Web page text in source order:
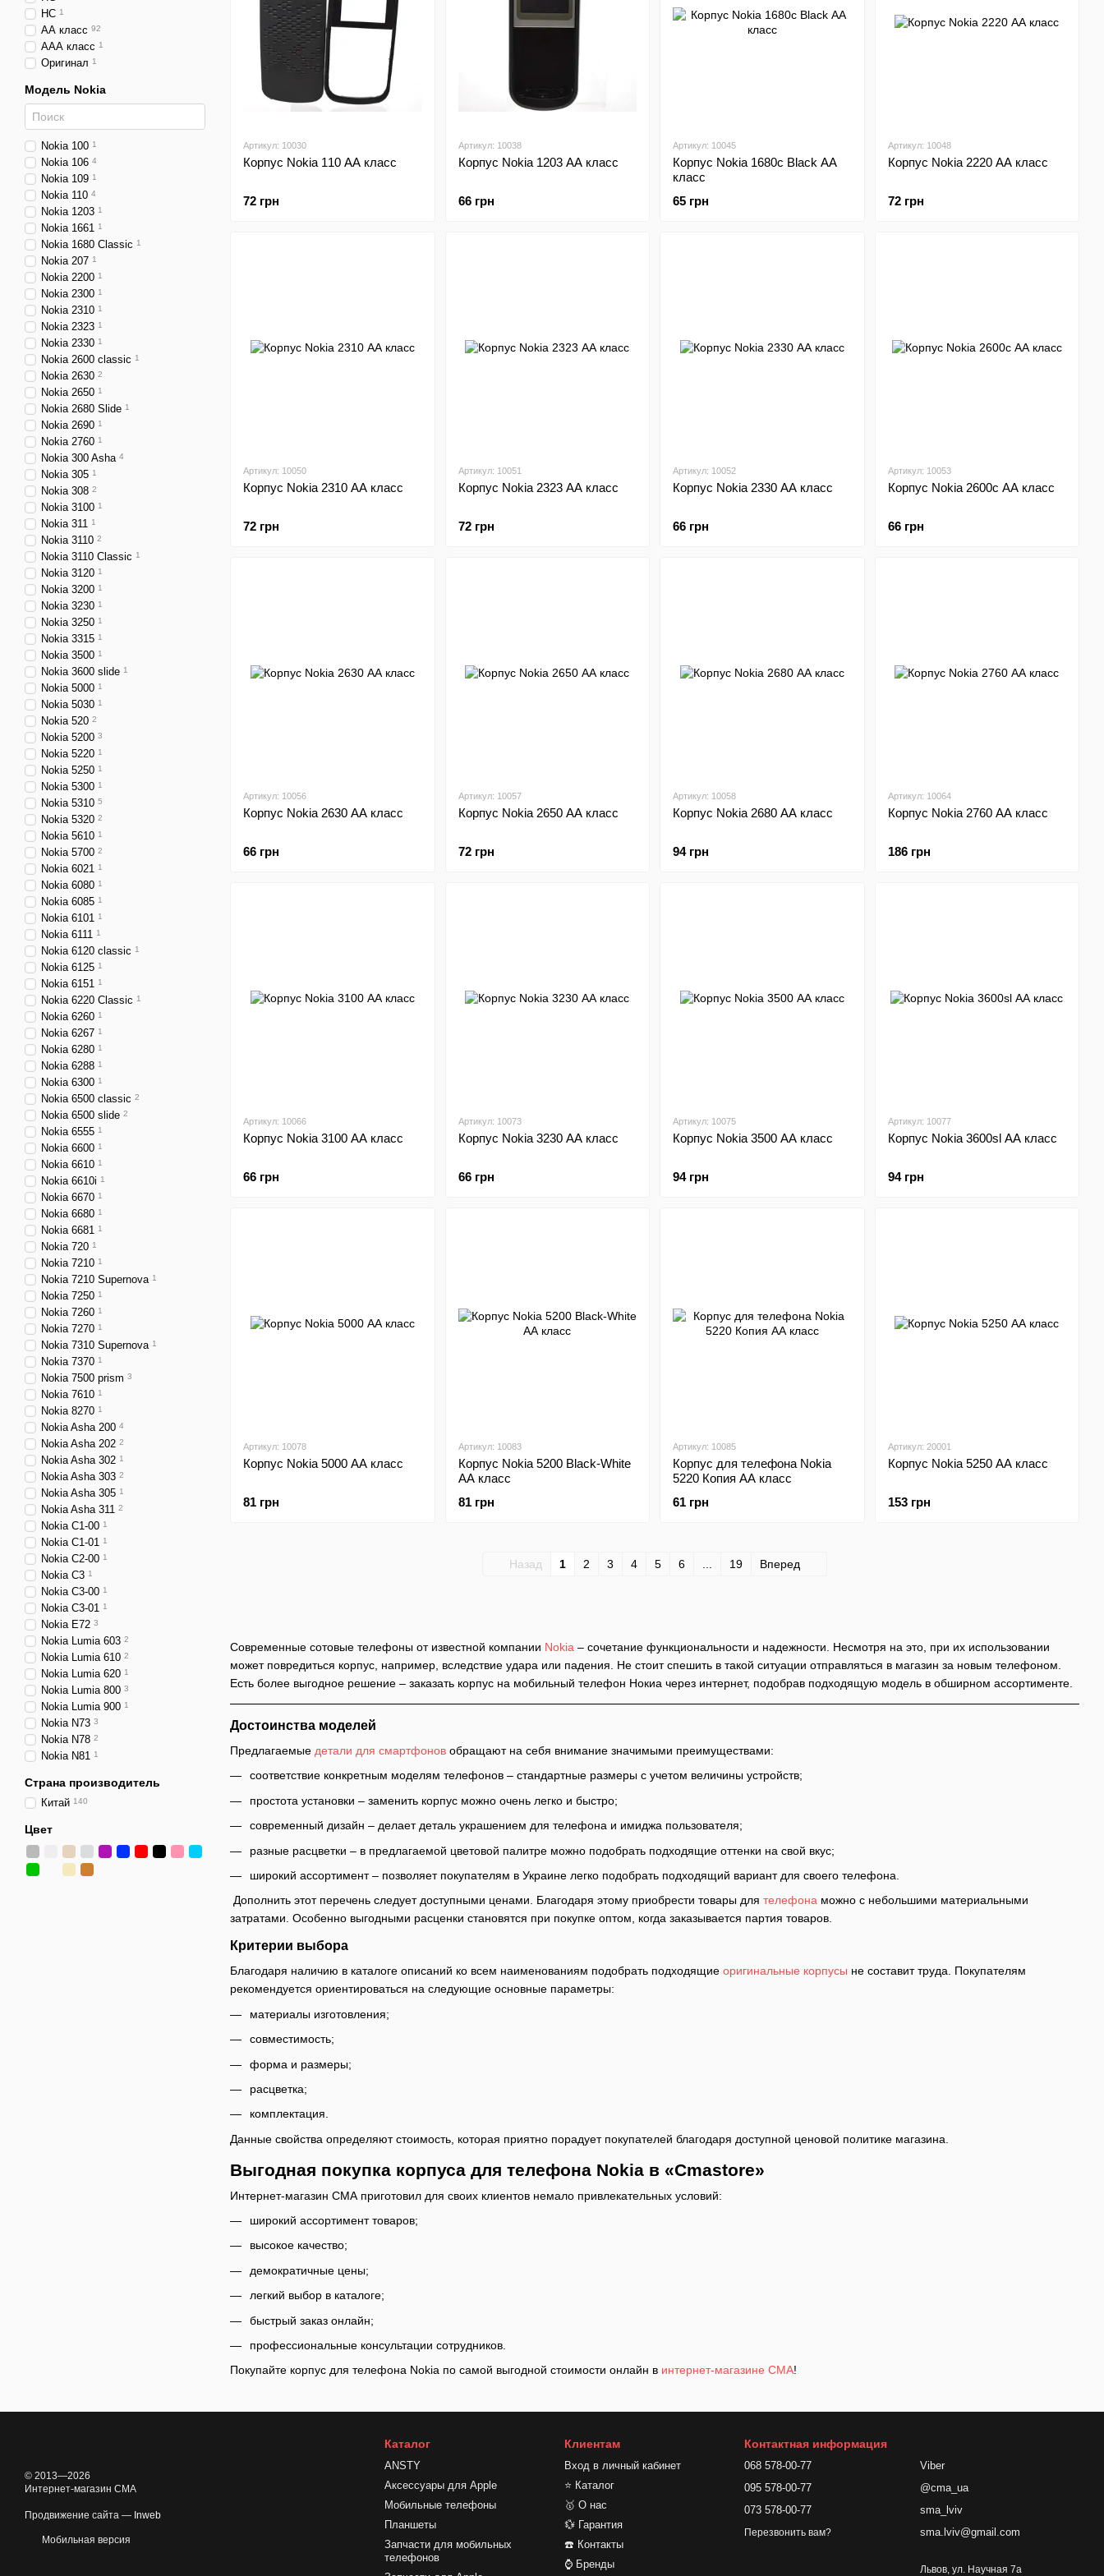
Современные сотовые телефоны от известной компании Nokia – сочетание функциональности и надежности. Несмотря на это, при их использовании
может повредиться корпус, например, вследствие удара или падения. Не стоит спешить в такой ситуации отправляться в магазин за новым телефоном.
Есть более выгодное решение – заказать корпус на мобильный телефон Нокиа через интернет, подобрав подходящую модель в обширном ассортименте.
Достоинства моделей
Предлагаемые детали для смартфонов обращают на себя внимание значимыми преимуществами:
соответствие конкретным моделям телефонов – стандартные размеры с учетом величины устройств;
простота установки – заменить корпус можно очень легко и быстро;
современный дизайн – делает деталь украшением для телефона и имиджа пользователя;
разные расцветки – в предлагаемой цветовой палитре можно подобрать подходящие оттенки на свой вкус;
широкий ассортимент – позволяет покупателям в Украине легко подобрать подходящий вариант для своего телефона.
Дополнить этот перечень следует доступными ценами. Благодаря этому приобрести товары для телефона можно с небольшими материальными
затратами. Особенно выгодными расценки становятся при покупке оптом, когда заказывается партия товаров.
Критерии выбора
Благодаря наличию в каталоге описаний ко всем наименованиям подобрать подходящие оригинальные корпусы не составит труда. Покупателям
рекомендуется ориентироваться на следующие основные параметры:
материалы изготовления;
совместимость;
форма и размеры;
расцветка;
комплектация.
Данные свойства определяют стоимость, которая приятно порадует покупателей благодаря доступной ценовой политике магазина.
Выгодная покупка корпуса для телефона Nokia в «Cmastore»
Интернет-магазин СМА приготовил для своих клиентов немало привлекательных условий:
широкий ассортимент товаров;
высокое качество;
демократичные цены;
легкий выбор в каталоге;
быстрый заказ онлайн;
профессиональные консультации сотрудников.
Покупайте корпус для телефона Nokia по самой выгодной стоимости онлайн в интернет-магазине СМА!
Артикул: 10030
Корпус Nokia 110 АА класс
72 грн
Артикул: 10038
Корпус Nokia 1203 АА класс
66 грн
Артикул: 10045
Корпус Nokia 1680c Black АА
класс
65 грн
Артикул: 10048
Корпус Nokia 2220 АА класс
72 грн
Артикул: 10050
Корпус Nokia 2310 АА класс
72 грн
Артикул: 10051
Корпус Nokia 2323 АА класс
72 грн
Артикул: 10052
Корпус Nokia 2330 АА класс
66 грн
Артикул: 10053
Корпус Nokia 2600c АА класс
66 грн
Артикул: 10056
Корпус Nokia 2630 АА класс
66 грн
Артикул: 10057
Корпус Nokia 2650 АА класс
72 грн
Артикул: 10058
Корпус Nokia 2680 АА класс
94 грн
Артикул: 10064
Корпус Nokia 2760 АА класс
186 грн
Артикул: 10066
Корпус Nokia 3100 АА класс
66 грн
Артикул: 10073
Корпус Nokia 3230 АА класс
66 грн
Артикул: 10075
Корпус Nokia 3500 АА класс
94 грн
Артикул: 10077
Корпус Nokia 3600sl АА класс
94 грн
Артикул: 10078
Корпус Nokia 5000 АА класс
81 грн
Артикул: 10083
Корпус Nokia 5200 Black-White
АА класс
81 грн
Артикул: 10085
Корпус для телефона Nokia
5220 Копия АА класс
61 грн
Артикул: 20001
Корпус Nokia 5250 АА класс
153 грн
Назад 1 2 3 4 5 6 19 Вперед
HC 1
АА класс 92
ААА класс 1
Оригинал 1
Модель Nokia
Nokia 100 1
Nokia 106 4
Nokia 109 1
Nokia 110 4
Nokia 1203 1
Nokia 1661 1
Nokia 1680 Classic 1
Nokia 207 1
Nokia 2200 1
Nokia 2300 1
Nokia 2310 1
Nokia 2323 1
Nokia 2330 1
Nokia 2600 classic 1
Nokia 2630 2
Nokia 2650 1
Nokia 2680 Slide 1
Nokia 2690 1
Nokia 2760 1
Nokia 300 Asha 4
Nokia 305 1
Nokia 308 2
Nokia 3100 1
Nokia 311 1
Nokia 3110 2
Nokia 3110 Classic 1
Nokia 3120 1
Nokia 3200 1
Nokia 3230 1
Nokia 3250 1
Nokia 3315 1
Nokia 3500 1
Nokia 3600 slide 1
Nokia 5000 1
Nokia 5030 1
Nokia 520 2
Nokia 5200 3
Nokia 5220 1
Nokia 5250 1
Nokia 5300 1
Nokia 5310 5
Nokia 5320 2
Nokia 5610 1
Nokia 5700 2
Nokia 6021 1
Nokia 6080 1
Nokia 6085 1
Nokia 6101 1
Nokia 6111 1
Nokia 6120 classic 1
Nokia 6125 1
Nokia 6151 1
Nokia 6220 Classic 1
Nokia 6260 1
Nokia 6267 1
Nokia 6280 1
Nokia 6288 1
Nokia 6300 1
Nokia 6500 classic 2
Nokia 6500 slide 2
Nokia 6555 1
Nokia 6600 1
Nokia 6610 1
Nokia 6610i 1
Nokia 6670 1
Nokia 6680 1
Nokia 6681 1
Nokia 720 1
Nokia 7210 1
Nokia 7210 Supernova 1
Nokia 7250 1
Nokia 7260 1
Nokia 7270 1
Nokia 7310 Supernova 1
Nokia 7370 1
Nokia 7500 prism 3
Nokia 7610 1
Nokia 8270 1
Nokia Asha 200 4
Nokia Asha 202 2
Nokia Asha 302 1
Nokia Asha 303 2
Nokia Asha 305 1
Nokia Asha 311 2
Nokia C1-00 1
Nokia C1-01 1
Nokia C2-00 1
Nokia C3 1
Nokia C3-00 1
Nokia C3-01 1
Nokia E72 3
Nokia Lumia 603 2
Nokia Lumia 610 2
Nokia Lumia 620 1
Nokia Lumia 800 3
Nokia Lumia 900 1
Nokia N73 3
Nokia N78 2
Nokia N81 1
Страна производитель
Китай 140
Цвет
© 2013—2026
Интернет-магазин CMA
Продвижение сайта — Inweb
Мобильная версия
Каталог
ANSTY
Аксессуары для Apple
Мобильные телефоны
Планшеты
Запчасти для мобильных
телефонов
Клиентам
Вход в личный кабинет
⭐ Каталог
🥇 О нас
💱 Гарантия
☎️ Контакты
⌚ Бренды
Контактная информация
068 578-00-77
095 578-00-77
073 578-00-77
Перезвонить вам?
Viber
@cma_ua
sma_lviv
sma.lviv@gmail.com
Львов, ул. Научная 7а